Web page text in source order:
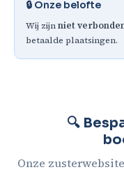
🔒 Onze belofte
Wij zijnniet
betaalde plaatsingen.
🔍
Onze